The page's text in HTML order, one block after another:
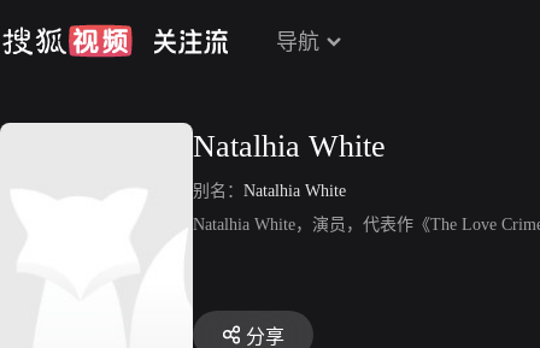
导航
Natalhia White
别名： Natalhia White
Natalhia White，演员，代表作《The Love
分享